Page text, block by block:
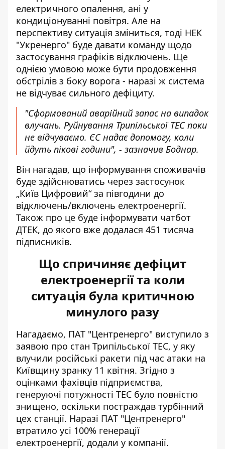
електричного опалення, ані у
кондиціонуванні повітря. Але на
перспективу ситуація зміниться, тоді НЕК
"Укренерго" буде давати команду щодо
застосування графіків відключень. Ще
однією умовою може бути продовження
обстрілів з боку ворога - наразі ж система
не відчуває сильного дефіциту.
"Сформований аварійний запас на випадок
влучань. Руйнування Трипільської ТЕС поки
не відчуваємо. ЄС надає допомогу, коли
йдуть пікові години", - зазначив Боднар.
Він нагадав, що інформування споживачів
буде здійснюватись через застосунок
„Київ Цифровий“ за півгодини до
відключень/включень електроенергії.
Також про це буде інформувати чатбот
ДТЕК, до якого вже додалася 451 тисяча
підписників.
Що спричиняє дефіцит
електроенергії та коли
ситуація була критичною
минулого разу
Нагадаємо, ПАТ "Центренерго" виступило з
заявою про стан Трипільської ТЕС, у яку
влучили російські ракети під час атаки на
Київщину зранку 11 квітня. Згідно з
оцінками фахівців підприємства,
генеруючі потужності ТЕС було повністю
знищено, оскільки постраждав турбінний
цех станції. Наразі ПАТ "Центренерго"
втратило усі 100% генерації
електроенергії, додали у компанії.